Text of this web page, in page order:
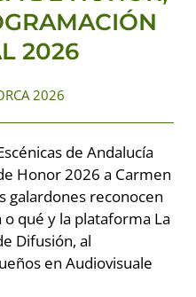
2026
2026
de Andalucía
Honor 2026 a Carmen
galardones reconocen
qué y la plataforma La
Difusión, al
en Audiovisuale